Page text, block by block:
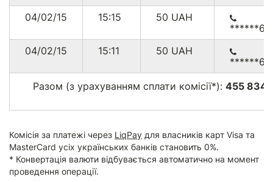
04/02/15
15:15 50 UAH
04/02/15
15:11 50 UAH
Разом (з урахуванням сплати комісії*): 455
Комісія за платежі через LiqPay для власників карт Visa та
MasterCard усіх українських банків становить 0%.
* Конвертація валюти відбувається автоматично на момент
проведення операції.